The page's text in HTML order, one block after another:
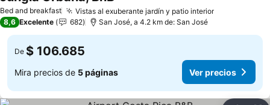
Bed and breakfast Vistas al exuberante jardín y patio interior
8,6 Excelente 682 San José, a 4.2 km de: San José
De $ 106.685
Mira precios de 5 páginas Ver precios